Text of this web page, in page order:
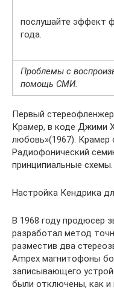
послушайте эффект
года.
Проблемы с
помощь СМИ.
Первый
Крамер, в коде Джими
любовь»(1967). Крамер
Радиофонический
принципиальные схемы.
Настройка Кендрика
В 1968 году продюсер
разработал метод
разместив два
Ampex магнитофоны
записывающего
были отключены, как